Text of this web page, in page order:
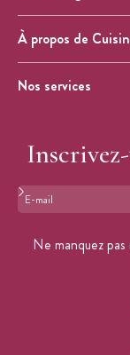
À propos de
Nos services
Format :
Ne manquez